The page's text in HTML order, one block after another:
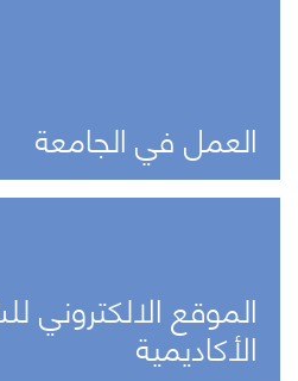
العمل في الجامعة
الموقع الالكتروني
الأكاديمية